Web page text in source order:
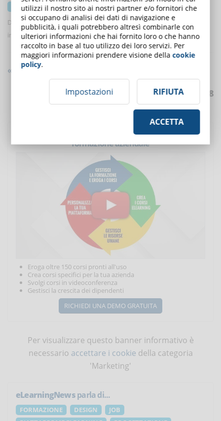
15 Novembre 2017
Dopo un periodo di stasi la maggior parte delle PMI ha ricominciato a
investire nella formazione del personale ...
«« «1819
Articoli da
661a668 668
, la soluzione completa per la
formazione aziendale
Eroga oltre 150 corsi pronti all'uso
Crea corsi specifici per la tua azienda
Svolgi corsi in videoconferenza
Gestisci la crescita dei dipendenti
RICHIEDI UNA DEMO GRATUITA
Per visualizzare questo banner informativo è
necessario accettare i cookie della categoria
'Marketing'
eLearningNewsparla di...
FORMAZIONE DESIGN
JOB
utilizzi il nostro sito ai nostri partner e/o fornitori che
si occupano di analisi dei dati di navigazione e
pubblicità, i quali potrebbero altresì combinarle con
ulteriori informazioni che hai fornito loro o che hanno
raccolto in base al tuo utilizzo dei loro servizi. Per
maggiori informazioni prendere visione dellacookie
policy.
Impostazioni RIFIUTA
ACCETTA